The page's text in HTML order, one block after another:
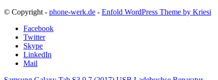
© Copyright - phone-werk.de - Enfold WordPress Theme by Kriesi
Facebook
Twitter
Skype
LinkedIn
Mail